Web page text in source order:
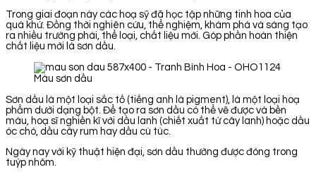
Trong giai đoạn này các hoạ sỹ đã học tập những tinh hoa của
quá khứ. Đồng thời nghiên cứu, thể nghiệm, khám phá và sáng tạo
ra nhiều trường phái, thể loại, chất liệu mới. Góp phần hoàn thiện
chất liệu mới là sơn dầu.
Màu sơn dầu
Sơn dầu là một loại sắc tố (tiếng anh là pigment), là một loại hoạ
phẩm dưới dạng bột. Để tạo ra sơn dầu có thể vẽ được và bền
màu, hoạ sĩ nghiền kĩ với dầu lanh (chiết xuất từ cây lanh) hoặc dầu
óc chó, dầu cây rum hay dầu cù túc.
Ngày nay với kỹ thuật hiện đại, sơn dầu thường được đóng trong
tuýp nhôm.